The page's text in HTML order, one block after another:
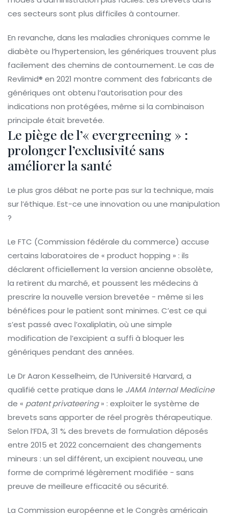
ces secteurs sont plus difficiles à contourner.
En revanche, dans les maladies chroniques comme le
diabète ou l’hypertension, les génériques trouvent plus
facilement des chemins de contournement. Le cas de
Revlimid® en 2021 montre comment des fabricants de
génériques ont obtenu l’autorisation pour des
indications non protégées, même si la combinaison
principale était brevetée.
Le piège de l’« evergreening » :
prolonger l’exclusivité sans
améliorer la santé
Le plus gros débat ne porte pas sur la technique, mais
sur l’éthique. Est-ce une innovation ou une manipulation
?
Le FTC (Commission fédérale du commerce) accuse
certains laboratoires de « product hopping » : ils
déclarent officiellement la version ancienne obsolète,
la retirent du marché, et poussent les médecins à
prescrire la nouvelle version brevetée - même si les
bénéfices pour le patient sont minimes. C’est ce qui
s’est passé avec l’oxaliplatin, où une simple
modification de l’excipient a suffi à bloquer les
génériques pendant des années.
Le Dr Aaron Kesselheim, de l’Université Harvard, a
qualifié cette pratique dans le JAMA Internal Medicine
de « patent privateering» : exploiter le système de
brevets sans apporter de réel progrès thérapeutique.
Selon l’FDA, 31 % des brevets de formulation déposés
entre 2015 et 2022 concernaient des changements
mineurs : un sel différent, un excipient nouveau, une
forme de comprimé légèrement modifiée - sans
preuve de meilleure efficacité ou sécurité.
La Commission européenne et le Congrès américain